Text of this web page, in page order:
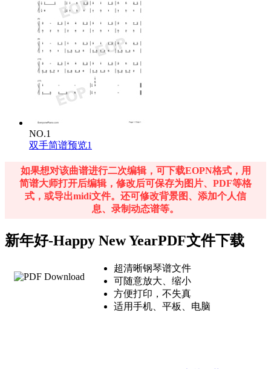
NO.1
双手简谱预览1
如果想对该曲谱进行二次编辑，可下载EOPN格式，用
简谱大师打开后编辑，修改后可保存为图片、PDF等格
式，或导出midi文件。还可修改背景图、添加个人信
息、录制动态谱等。
新年好-Happy New YearPDF文件下载
超清晰钢琴谱文件
可随意放大、缩小
方便打印，不失真
适用手机、平板、电脑